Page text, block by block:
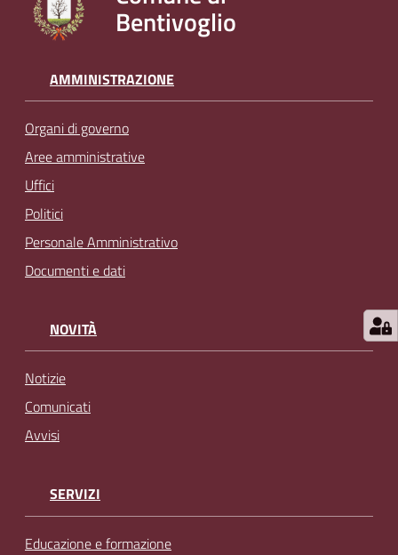
Tutti
gli
Seguici
su
Bentivoglio
AMMINISTRAZIONE
Organi di governo
Aree amministrative
Uffici
Politici
Personale Amministrativo
Documenti e dati
NOVITÀ
Notizie
Comunicati
Avvisi
SERVIZI
Educazione e formazione